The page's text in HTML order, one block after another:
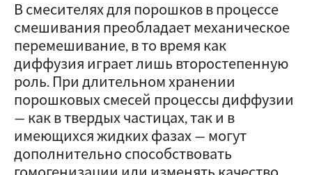
В смесителях для порошков в процессе
смешивания преобладает механическое
перемешивание, в то время как
диффузия играет лишь второстепенную
роль. При длительном хранении
порошковых смесей процессы диффузии
— как в твердых частицах, так и в
имеющихся жидких фазах — могут
дополнительно способствовать